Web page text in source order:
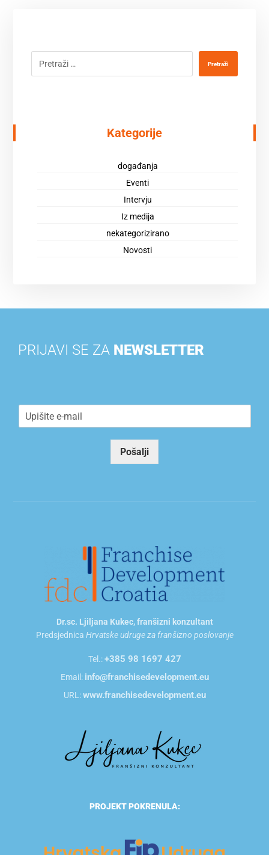
Pretraži
Kategorije
događanja
Eventi
Intervju
Iz medija
nekategorizirano
Novosti
PRIJAVI SE ZANEWSLETTER
m
Pošalji
Dr.sc. Ljiljana Kukec, franšizni konzultant
Predsjednica Hrvatske udruge za franšizno poslovanje
Tel.:+385 98 1697 427
Email: info@franchisedevelopment.eu
URL:www.franchisedevelopment.eu
PROJEKT POKRENULA: